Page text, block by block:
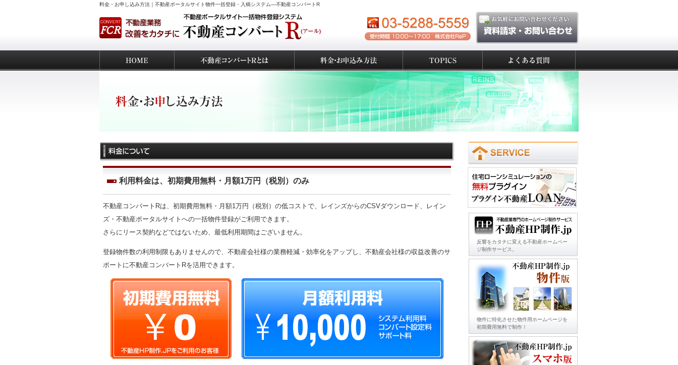
料金・お申し込み方法｜不動産ポータルサイト物件一括登録・入稿システム―不動産コンバートR
利用料金は、初期費用無料・月額1万円（税別）のみ
不動産コンバートRは、初期費用無料・月額1万円（税別）の低コストで、レインズからのCSVダウンロード、レイン
ズ・不動産ポータルサイトへの一括物件登録がご利用できます。
さらにリース契約などではないため、最低利用期間はございません。
登録物件数の利用制限もありませんので、不動産会社様の業務軽減・効率化をアップし、不動産会社様の収益改善のサ
ポートに不動産コンバートRを活用できます。
反響をカタチに変える不動産ホームペー
ジ制作サービス。
物件に特化させた物件用ホームページを
初期費用無料で制作！